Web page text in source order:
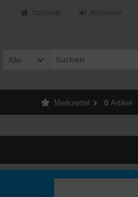
Anmelden
Startseite
Alle
Merkzettel 0 Artikel